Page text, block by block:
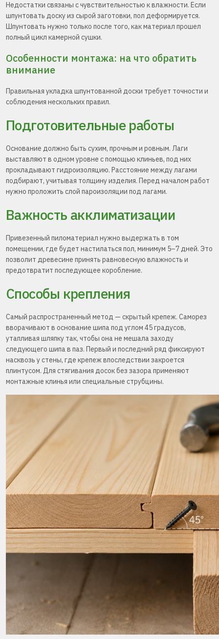
Недостатки связаны с чувствительностью к влажности. Если
шпунтовать доску из сырой заготовки, пол деформируется.
Шпунтовать нужно только после того, как материал прошел
полный цикл камерной сушки.
Особенности монтажа: на что обратить
внимание
Правильная укладка шпунтованной доски требует точности и
соблюдения нескольких правил.
Подготовительные работы
Основание должно быть сухим, прочным и ровным. Лаги
выставляют в одном уровне с помощью клиньев, под них
прокладывают гидроизоляцию. Расстояние между лагами
подбирают, учитывая толщину изделия. Перед началом работ
нужно проложить слой пароизоляции под лагами.
Важность акклиматизации
Привезенный пиломатериал нужно выдержать в том
помещении, где будет настилаться пол, минимум 5–7 дней. Это
позволит древесине принять равновесную влажность и
предотвратит последующее коробление.
Способы крепления
Самый распространенный метод — скрытый крепеж. Саморез
вворачивают в основание шипа под углом 45 градусов,
утапливая шляпку так, чтобы она не мешала заходу
следующего шипа в паз. Первый и последний ряд фиксируют
насквозь у стены, где крепеж впоследствии закроется
плинтусом. Для стягивания досок без зазора применяют
монтажные клинья или специальные струбцины.